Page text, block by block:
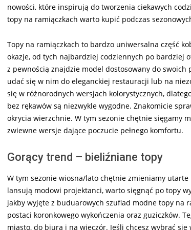
nowości, które inspirują do tworzenia ciekawych
topy na ramiączkach warto kupić podczas
Topy na ramiączkach to bardzo uniwersalna część
okazje, od tych najbardziej codziennych po bardziej
z pewnością znajdzie model dostosowany do swoich
udać się w nim do eleganckiej restauracji lub na
się w różnorodnych wersjach kolorystycznych,
bez rękawów są niezwykle wygodne. Znakomicie
okrycia wierzchnie. W tym sezonie chętnie sięgamy
zwiewne wersje dające poczucie pełnego komfortu.
Gorący trend – bieliźniane topy
W tym sezonie wiosna/lato chętnie zmieniamy
lansują modowi projektanci, warto sięgnąć po topy
jakby wyjęte z buduarowych szuflad modne topy na
postaci koronkowego wykończenia oraz guziczków.
miasto, do biura i na wieczór. Jeśli chcesz wybrać